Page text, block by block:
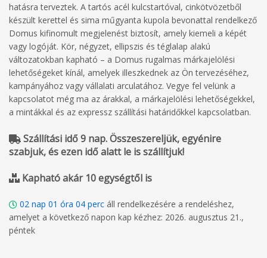
hatásra terveztek. A tartós acél kulcstartóval, cinkötvözetből
készült kerettel és sima műgyanta kupola bevonattal rendelkező
Domus kifinomult megjelenést biztosít, amely kiemeli a képét
vagy logóját. Kör, négyzet, ellipszis és téglalap alakú
változatokban kapható – a Domus rugalmas márkajelölési
lehetőségeket kínál, amelyek illeszkednek az Ön tervezéséhez,
kampányához vagy vállalati arculatához. Vegye fel velünk a
kapcsolatot még ma az árakkal, a márkajelölési lehetőségekkel,
a mintákkal és az expressz szállítási határidőkkel kapcsolatban.
Szállítási idő 9 nap. Összeszereljük, egyénire
szabjuk, és ezen idő alatt le is szállítjuk!
Kapható akár 10 egységtől is
02 nap 01 óra 04 perc áll rendelkezésére a rendeléshez,
amelyet a következő napon kap kézhez: 2026. augusztus 21.,
péntek